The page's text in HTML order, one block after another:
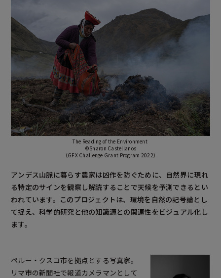
The Reading of the Environment
©Sharon Castellanos
（GFX Challenge Grant Program 2022）
アンデス山脈に暮らす農家は凶作を防ぐために、自然界に現れ
る特定のサインを観察し解読することで天候を予測できるとい
われています。このプロジェクトは、環境を自然の記号論とし
て捉え、科学的研究と他の知識源との関連性をビジュアル化し
ます。
ペルー・クスコ市を拠点とする写真家。
リマ市の新聞社で報道カメラマンとして